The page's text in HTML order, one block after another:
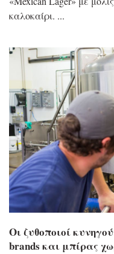
καλοκαίρι.
Οι ζυθοποιοί
brands και μπίρας